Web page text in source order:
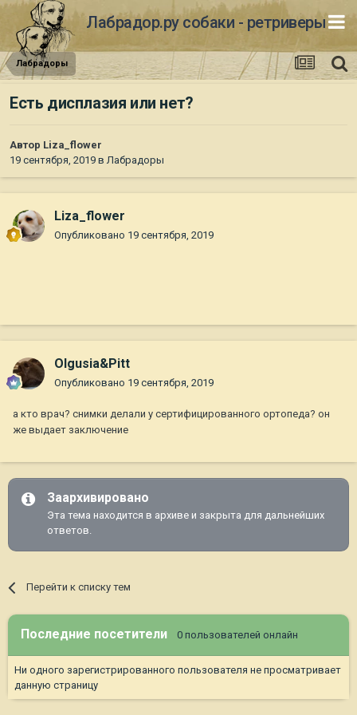
Лабрадор.ру собаки - ретриверы
Лабрадоры
Есть дисплазия или нет?
Автор Liza_flower
19 сентября, 2019 вЛабрадоры
Liza_flower
Опубликовано 19 сентября, 2019
Olgusia&Pitt
Опубликовано 19 сентября, 2019
а кто врач? снимки делали у сертифицированного ортопеда? он
же выдает заключение
Заархивировано
Эта тема находится в архиве и закрыта для дальнейших
ответов.
Перейти к списку тем
Последние посетители 0 пользователей онлайн
Ни одного зарегистрированного пользователя не просматривает
данную страницу